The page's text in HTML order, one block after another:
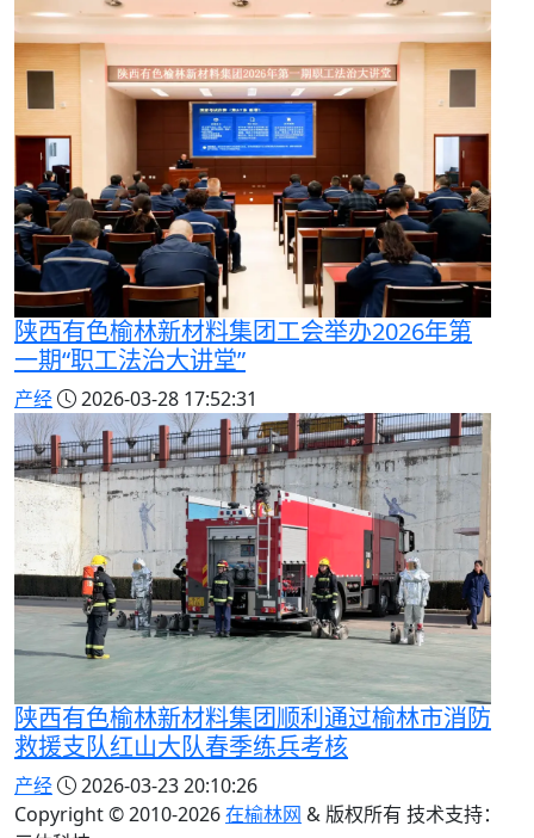
陕西有色榆林新材料集团工会举办2026年第
一期“职工法治大讲堂”
产经 2026-03-28 17:52:31
陕西有色榆林新材料集团顺利通过榆林市消防
救援支队红山大队春季练兵考核
产经
2026-03-23 20:10:26
Copyright © 2010-2026在榆林网 & 版权所有 技术支持：